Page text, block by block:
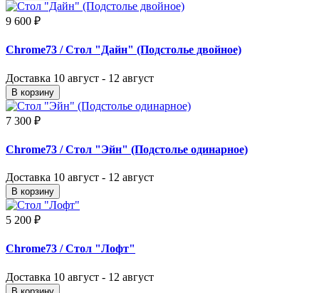
9 600 ₽
Chrome73 / Стол "Дайн" (Подстолье двойное)
Доставка 10 август - 12 август
В корзину
7 300 ₽
Chrome73 / Стол "Эйн" (Подстолье одинарное)
Доставка 10 август - 12 август
В корзину
5 200 ₽
Chrome73 / Стол "Лофт"
Доставка 10 август - 12 август